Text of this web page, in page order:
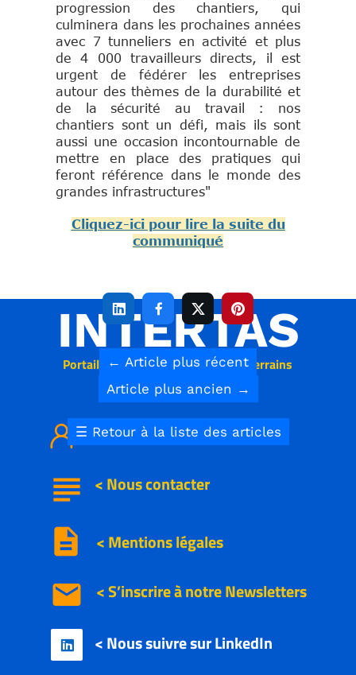
INTERTAS
Portail des réseaux aériens & souterrains
progression des chantiers, qui
culminera dans les prochaines années
avec 7 tunneliers en activité et plus
de 4 000 travailleurs directs, il est
urgent de fédérer les entreprises
autour des thèmes de la durabilité et
de la sécurité au travail : nos
chantiers sont un défi, mais ils sont
aussi une occasion incontournable de
mettre en place des pratiques qui
feront référence dans le monde des
grandes infrastructures"
Cliquez-ici pour lire la suite du
communiqué
   
← Article plus récent
Article plus ancien →
☰ Retour à la liste des articles